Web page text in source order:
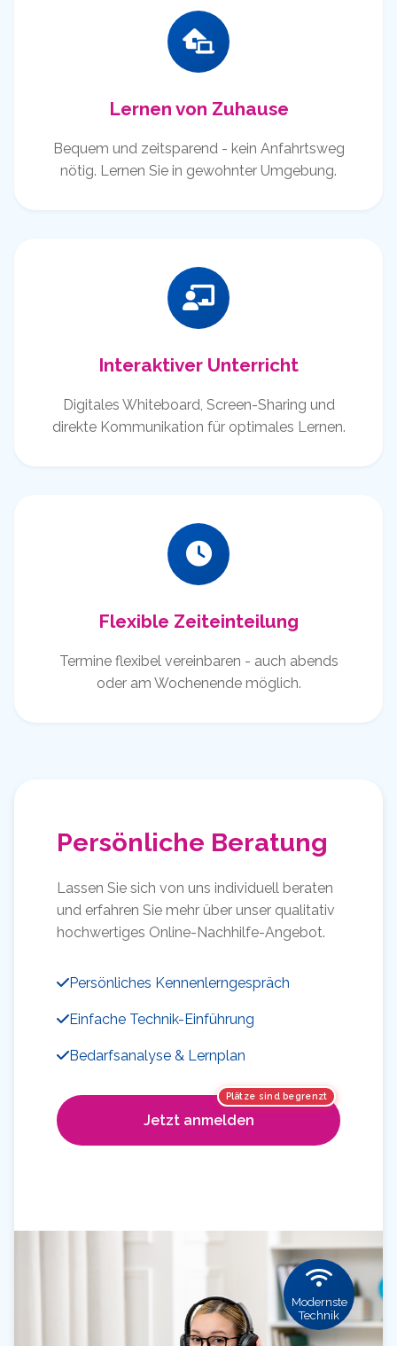
Lernen von Zuhause
Bequem und zeitsparend - kein Anfahrtsweg
nötig. Lernen Sie in gewohnter Umgebung.
Interaktiver Unterricht
Digitales Whiteboard, Screen-Sharing und
direkte Kommunikation für optimales Lernen.
Flexible Zeiteinteilung
Termine flexibel vereinbaren - auch abends
oder am Wochenende möglich.
Persönliche Beratung
Lassen Sie sich von uns individuell beraten
und erfahren Sie mehr über unser qualitativ
hochwertiges Online-Nachhilfe-Angebot.
Persönliches Kennenlerngespräch
Einfache Technik-Einführung
Bedarfsanalyse & Lernplan
Plätze sind begrenzt
Jetzt anmelden
Modernste
Technik